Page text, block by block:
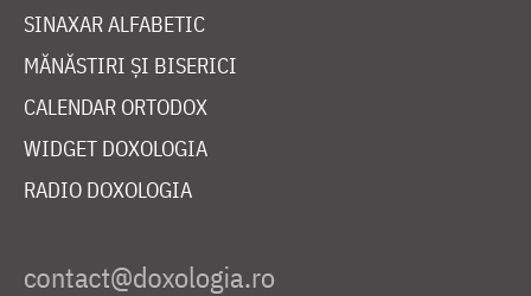
SINAXAR ALFABETIC
MĂNĂSTIRI ȘI BISERICI
CALENDAR ORTODOX
WIDGET DOXOLOGIA
RADIO DOXOLOGIA